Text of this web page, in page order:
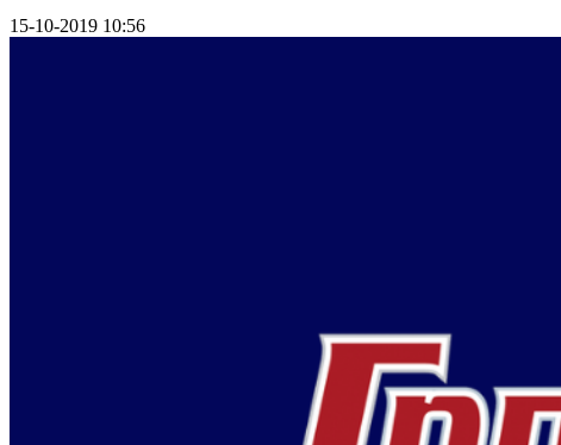
15-10-2019 10:56